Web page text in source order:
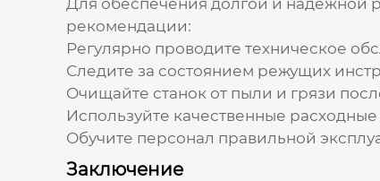
рекомендации:
Регулярно проводите техническое
Следите за состоянием режущих
Очищайте станок от пыли и грязи
Используйте качественные
Обучите персонал правильной
Заключение